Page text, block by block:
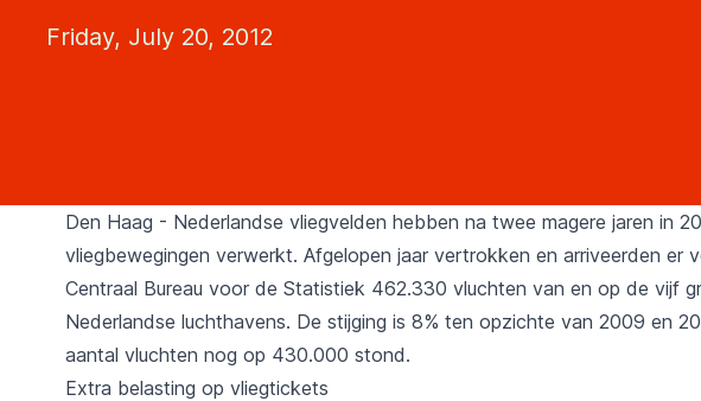
Friday, July 20, 2012
Den Haag - Nederlandse vliegvelden hebben na twee magere jaren in
vliegbewegingen verwerkt. Afgelopen jaar vertrokken en arriveerden er
Centraal Bureau voor de Statistiek 462.330 vluchten van en op de vijf
Nederlandse luchthavens. De stijging is 8% ten opzichte van 2009 en
aantal vluchten nog op 430.000 stond.
Extra belasting op vliegtickets